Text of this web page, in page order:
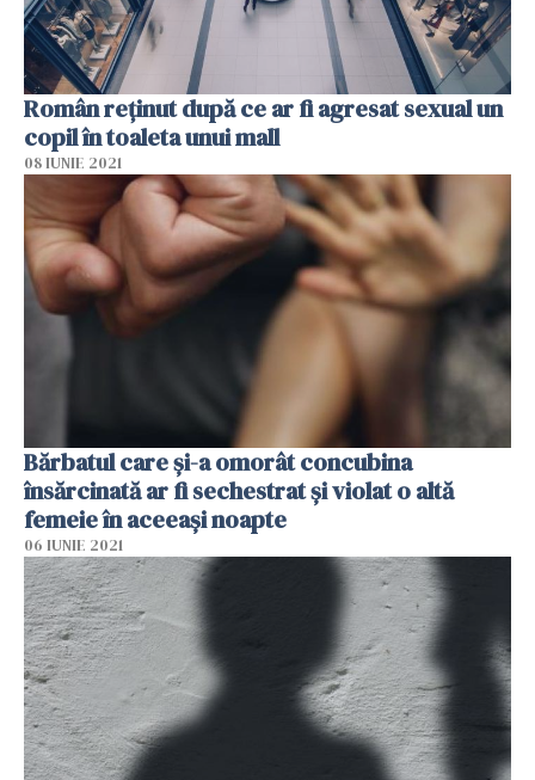
Român reţinut după ce ar fi agresat sexual un
copil în toaleta unui mall
08 IUNIE 2021
Bărbatul care şi-a omorât concubina
însărcinată ar fi sechestrat şi violat o altă
femeie în aceeaşi noapte
06 IUNIE 2021